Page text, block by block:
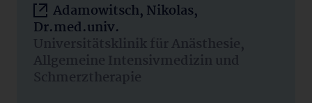
Adamowitsch, Nikolas,
Dr.med.univ.
Universitätsklinik für Anästhesie,
Allgemeine Intensivmedizin und
Schmerztherapie